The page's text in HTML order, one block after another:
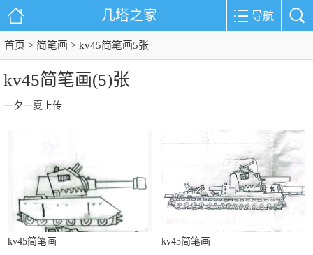
几塔之家 导航
首页 > 简笔画 > kv45简笔画5张
kv45简笔画(5)张
一夕一夏上传
kv45简笔画 kv45简笔画